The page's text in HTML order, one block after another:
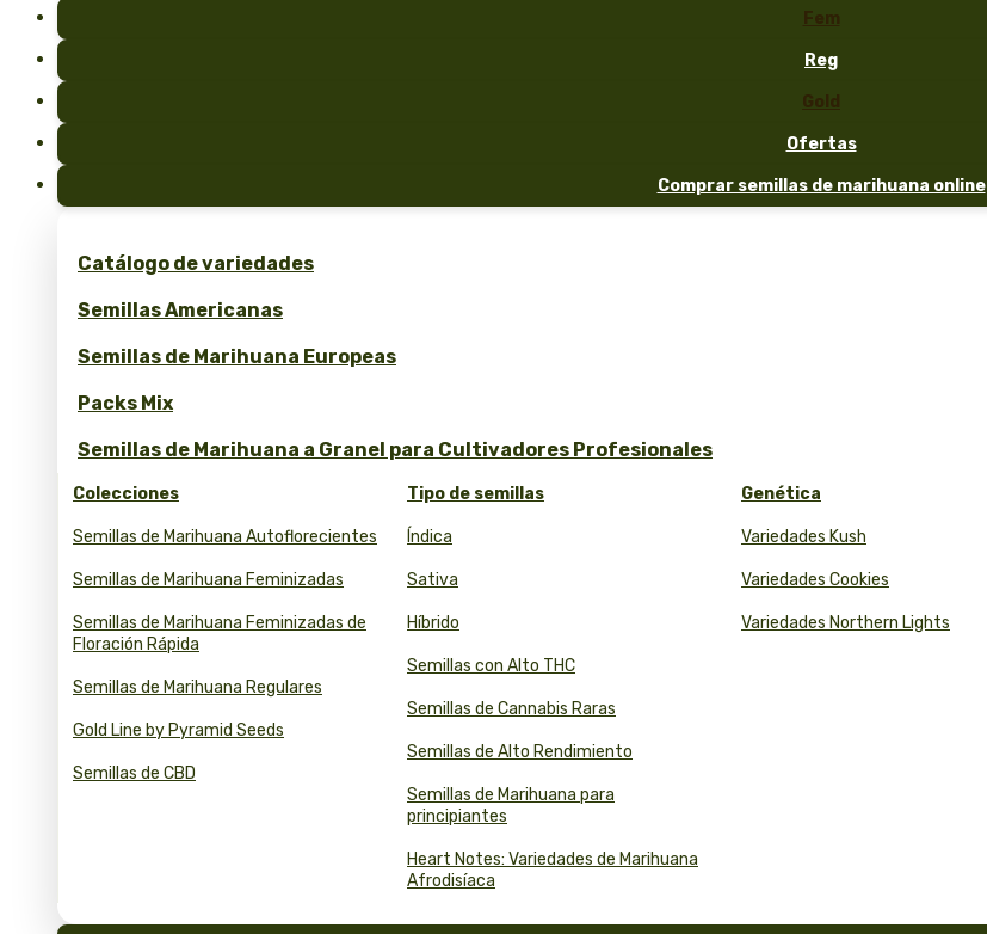
Fem
Reg
Gold
Ofertas
Comprar semillas de marihuana online
Catálogo de variedades
Semillas Americanas
Semillas de Marihuana Europeas
Packs Mix
Semillas de Marihuana a Granel para Cultivadores Profesionales
Colecciones
Semillas de Marihuana Autoflorecientes
Semillas de Marihuana Feminizadas
Semillas de Marihuana Feminizadas de
Floración Rápida
Semillas de Marihuana Regulares
Gold Line by Pyramid Seeds
Semillas de CBD
Tipo de semillas
Índica
Sativa
Híbrido
Semillas con Alto THC
Semillas de Cannabis Raras
Semillas de Alto Rendimiento
Semillas de Marihuana para
principiantes
Heart Notes: Variedades de Marihuana
Afrodisíaca
Genética
Variedades Kush
Variedades Cookies
Variedades Northern Lights